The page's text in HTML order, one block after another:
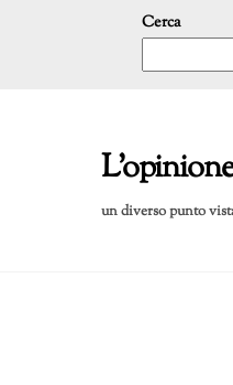
Cerca
un diverso punto